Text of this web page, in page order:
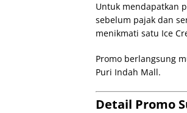
Untuk mendapatkan
sebelum pajak dan
menikmati satu Ice
Promo berlangsung
Puri Indah Mall.
Detail Promo